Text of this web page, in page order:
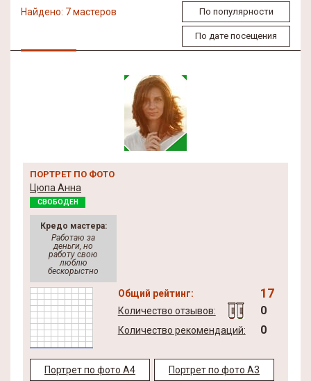
Найдено: 7 мастеров По популярности
По дате посещения
ПОРТРЕТ ПО ФОТО
Цюпа Анна
СВОБОДЕН
Кредо мастера:
Работаю за
деньги, но
работу свою
люблю
бескорыстно
Общий рейтинг: 17
Количество отзывов: 0
Количество рекомендаций: 0
Портрет по фото А4 Портрет по фото А3